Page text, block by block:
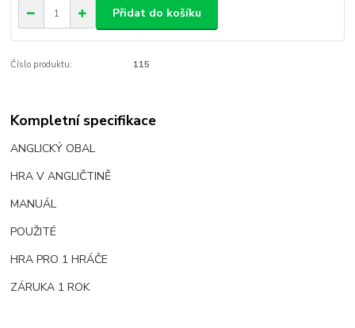
Přidat do košíku
Číslo produktu: 115
Kompletní specifikace
ANGLICKÝ OBAL
HRA V ANGLIČTINĚ
MANUÁL
POUŽITÉ
HRA PRO 1 HRÁČE
ZÁRUKA 1 ROK